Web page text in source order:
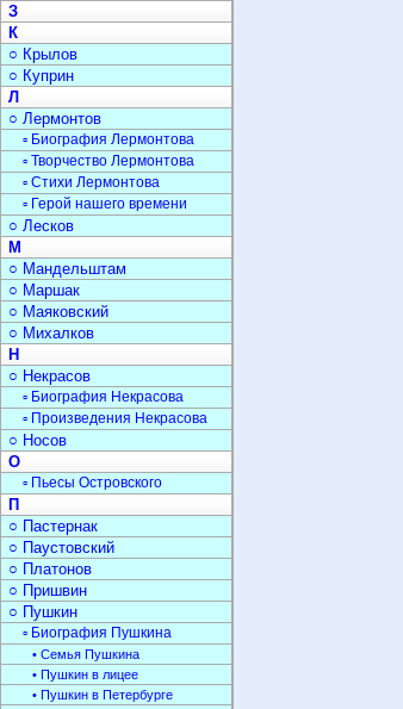
З
К
○ Крылов
○ Куприн
Л
○ Лермонтов
▫ Биография Лермонтова
▫ Творчество Лермонтова
▫ Стихи Лермонтова
▫ Герой нашего времени
○ Лесков
М
○ Мандельштам
○ Маршак
○ Маяковский
○ Михалков
Н
○ Некрасов
▫ Биография Некрасова
▫ Произведения Некрасова
○ Носов
О
▫ Пьесы Островского
П
○ Пастернак
○ Паустовский
○ Платонов
○ Пришвин
○ Пушкин
▫ Биография Пушкина
• Семья Пушкина
• Пушкин в лицее
• Пушкин в Петербурге